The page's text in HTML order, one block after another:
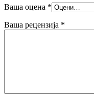
Ваша оцена *
Ваша рецензија *